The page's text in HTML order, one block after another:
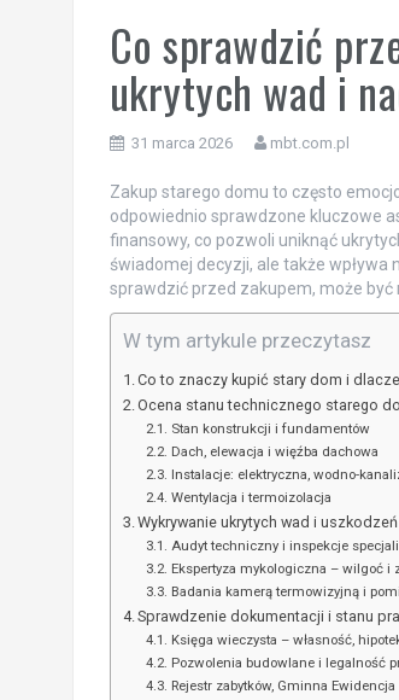
Co sprawdzić
ukrytych wad i
31 marca 2026 mbt.com.pl
Zakup starego domu to często
odpowiednio sprawdzone kluczowe
finansowy, co pozwoli uniknąć
świadomej decyzji, ale także
sprawdzić przed zakupem, może
W tym artykule przeczytasz
Co to znaczy kupić stary dom i
Ocena stanu technicznego starego
Stan konstrukcji i fundamentów
Dach, elewacja i więźba dachowa
Instalacje: elektryczna, wodno-
Wentylacja i termoizolacja
Wykrywanie ukrytych wad i uszkodzeń
Audyt techniczny i inspekcje
Ekspertyza mykologiczna – wilgoć i
Badania kamerą termowizyjną i
Sprawdzenie dokumentacji i stanu
Księga wieczysta – własność,
Pozwolenia budowlane i legalność
Rejestr zabytków, Gminna